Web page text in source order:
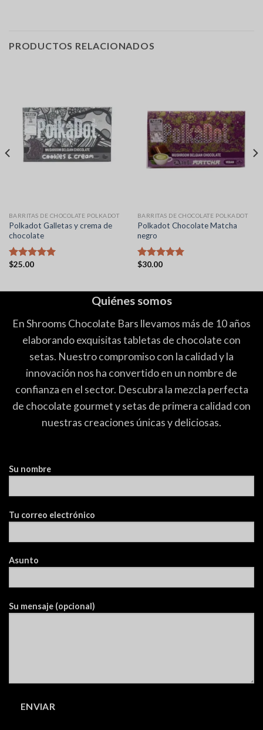
PRODUCTOS RELACIONADOS
BARRITAS DE CHOCOLATE POLKADOT
Polkadot Galletas y crema de
chocolate
Valorado
$25.00
BARRITAS DE CHOCOLATE POLKADOT
Polkadot Chocolate Matcha
negro
Valorado
$30.00
Quiénes somos
En Shrooms Chocolate Bars llevamos más de 10 años
elaborando exquisitas tabletas de chocolate con
setas. Nuestro compromiso con la calidad y la
innovación nos ha convertido en un nombre de
confianza en el sector. Descubra la mezcla perfecta
de chocolate gourmet y setas de primera calidad con
nuestras creaciones únicas y deliciosas.
Su nombre
Tu correo electrónico
Asunto
Su mensaje (opcional)